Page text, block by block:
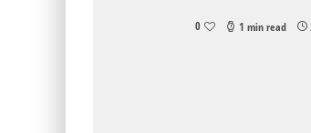
1 min read
0